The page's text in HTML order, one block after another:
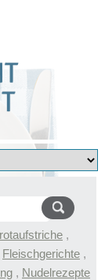
,
Fleischgerichte ,
, Nudelrezepte